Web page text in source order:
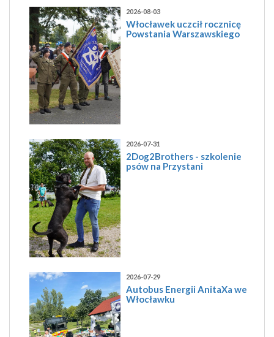
2026-08-03
Włocławek uczcił rocznicę
Powstania Warszawskiego
2026-07-31
2Dog2Brothers - szkolenie
psów na Przystani
2026-07-29
Autobus Energii AnitaXa we
Włocławku